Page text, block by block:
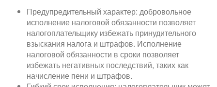
Предупредительный характер: добровольное
исполнение налоговой обязанности позволяет
налогоплательщику избежать принудительного
взыскания налога и штрафов. Исполнение
налоговой обязанности в сроки позволяет
избежать негативных последствий, таких как
начисление пени и штрафов.